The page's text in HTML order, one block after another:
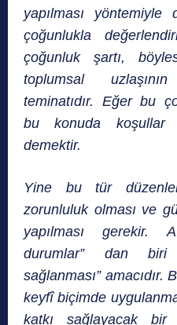
yapılması yöntemiyle
çoğunlukla
çoğunluk şartı,
toplumsal
teminatıdır. Eğer bu
bu konuda koşullar
demektir.
Yine bu tür
zorunluluk olması ve
yapılması gerekir.
durumlar” dan biri
sağlanması” amacıdır.
keyfî biçimde
katkı sağlayacak bir